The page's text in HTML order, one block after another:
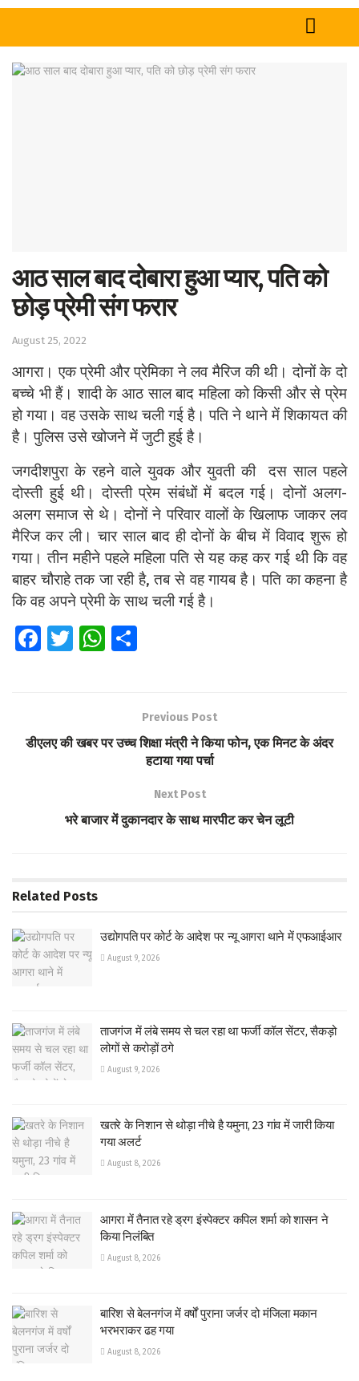
आठ साल बाद दोबारा हुआ प्यार, पति को
छोड़ प्रेमी संग फरार
August 25, 2022
आगरा। एक प्रेमी और प्रेमिका ने लव मैरिज की थी। दोनों के दो
बच्चे भी हैं। शादी के आठ साल बाद महिला को किसी और से प्रेम
हो गया। वह उसके साथ चली गई है। पति ने थाने में शिकायत की
है। पुलिस उसे खोजने में जुटी हुई है।
जगदीशपुरा के रहने वाले युवक और युवती की दस साल पहले
दोस्ती हुई थी। दोस्ती प्रेम संबंधों में बदल गई। दोनों अलग-
अलग समाज से थे। दोनों ने परिवार वालों के खिलाफ जाकर लव
मैरिज कर ली। चार साल बाद ही दोनों के बीच में विवाद शुरू हो
गया। तीन महीने पहले महिला पति से यह कह कर गई थी कि वह
बाहर चौराहे तक जा रही है, तब से वह गायब है। पति का कहना है
कि वह अपने प्रेमी के साथ चली गई है।
Fa
o
T
W
A
e
Previous Post
डीएलए की खबर पर उच्च शिक्षा मंत्री ने किया फोन, एक मिनट के अंदर
हटाया गया पर्चा
Next Post
भरे बाजार में दुकानदार के साथ मारपीट कर चेन लूटी
Related Posts
उद्योगपति पर कोर्ट के आदेश पर न्यू आगरा थाने में एफआईआर
August 9, 2026
ताजगंज में लंबे समय से चल रहा था फर्जी कॉल सेंटर, सैकड़ो
लोगों से करोड़ों ठगे
August 9, 2026
खतरे के निशान से थोड़ा नीचे है यमुना, 23 गांव में जारी किया
गया अलर्ट
August 8, 2026
आगरा में तैनात रहे ड्रग इंस्पेक्टर कपिल शर्मा को शासन ने
किया निलंबित
August 8, 2026
बारिश से बेलनगंज में वर्षों पुराना जर्जर दो मंजिला मकान
भरभराकर ढह गया
August 8, 2026
Health